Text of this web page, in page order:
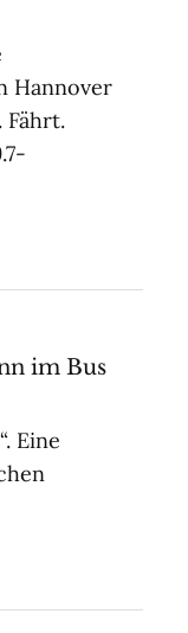
Hannover
Fährt.
im Bus
Eine